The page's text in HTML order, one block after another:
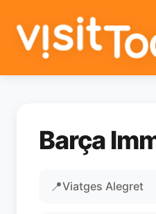
Barça
📍Viatges Alegret